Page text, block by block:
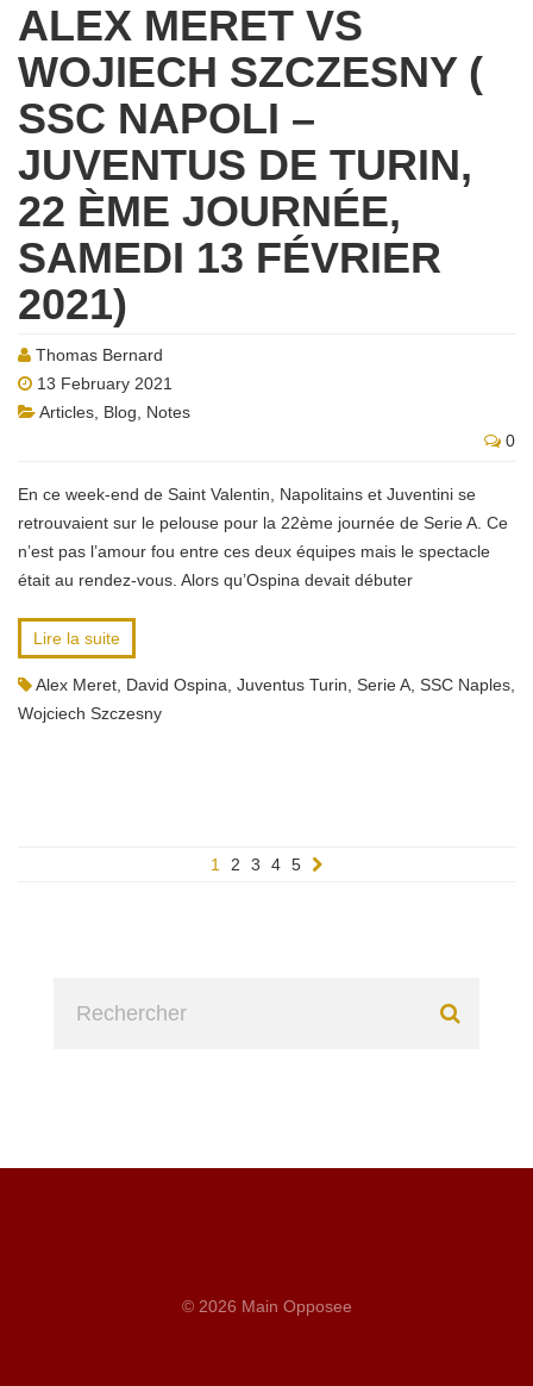
ALEX MERET VS
WOJIECH SZCZESNY (
SSC NAPOLI –
JUVENTUS DE TURIN,
22 ÈME JOURNÉE,
SAMEDI 13 FÉVRIER
2021)
Thomas Bernard
13 February 2021
Articles Blog
Notes
0
En ce week-end de Saint Valentin, Napolitains et Juventini se
retrouvaient sur le pelouse pour la 22ème journée de Serie A. Ce
n’est pas l’amour fou entre ces deux équipes mais le spectacle
était au rendez-vous. Alors qu’Ospina devait débuter
Lire la suite
Alex Meret David Ospina Juventus Turin Serie A SSC Naples
Wojciech Szczesny
1 2 3 4 5
© 2026 Main Opposee